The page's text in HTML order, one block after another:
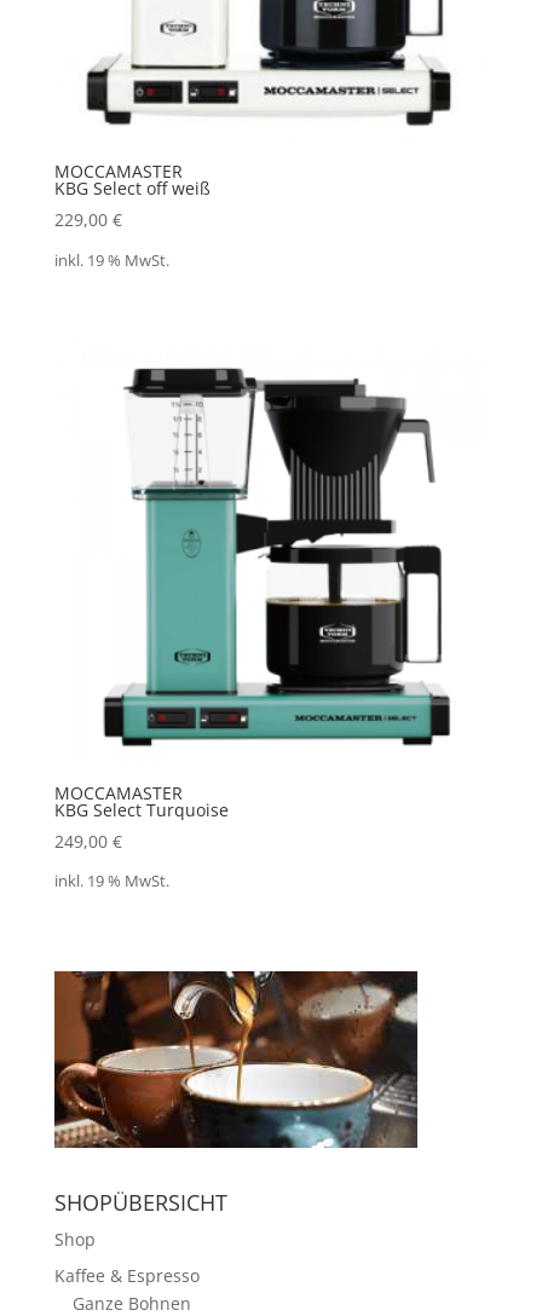
MOCCAMASTER
KBG Select off weiß
229,00 €
inkl. 19 % MwSt.
MOCCAMASTER
KBG Select Turquoise
249,00 €
inkl. 19 % MwSt.
SHOPÜBERSICHT
Shop
Kaffee & Espresso
Ganze Bohnen